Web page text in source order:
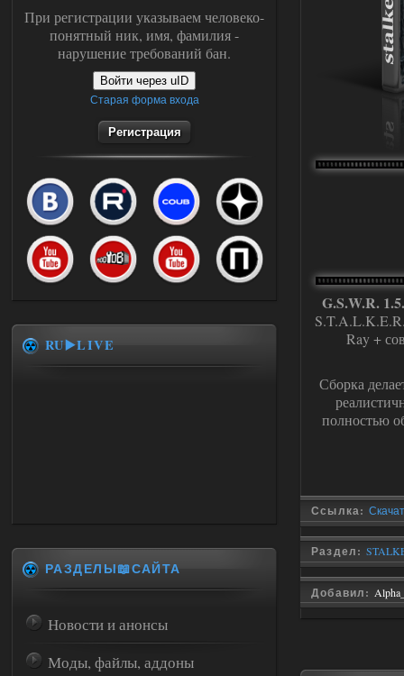
G.S.W.R.
Ray +
Сборка
полностью
Ссылка:
Раздел:
Добавил:
При регистрации указываем человеко-
понятный ник, имя, фамилия -
нарушение требований бан.
Войти через uID
Старая форма входа
Регистрация
RU▶️LIVE
РАЗДЕЛЫ📖САЙТА
Новости и анонсы
Моды, файлы, аддоны